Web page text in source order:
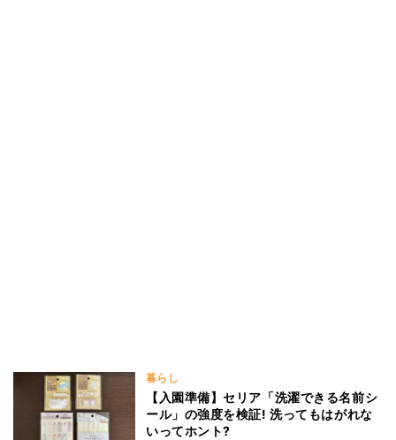
暮らし
【入園準備】セリア「洗濯できる名前シ
ール」の強度を検証! 洗ってもはがれな
いってホント?